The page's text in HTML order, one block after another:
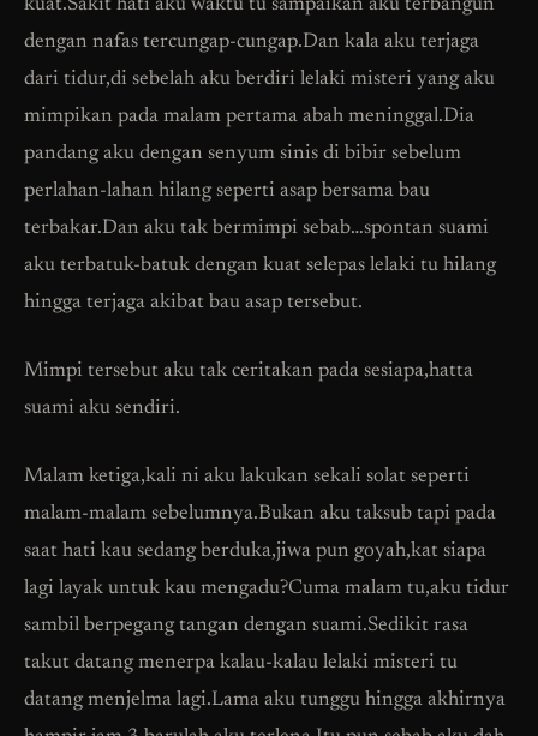
kuat.Sakit hati aku waktu tu sampaikan aku terbangun
dengan nafas tercungap-cungap.Dan kala aku terjaga
dari tidur,di sebelah aku berdiri lelaki misteri yang aku
mimpikan pada malam pertama abah meninggal.Dia
pandang aku dengan senyum sinis di bibir sebelum
perlahan-lahan hilang seperti asap bersama bau
terbakar.Dan aku tak bermimpi sebab…spontan suami
aku terbatuk-batuk dengan kuat selepas lelaki tu hilang
hingga terjaga akibat bau asap tersebut.
Mimpi tersebut aku tak ceritakan pada sesiapa,hatta
suami aku sendiri.
Malam ketiga,kali ni aku lakukan sekali solat seperti
malam-malam sebelumnya.Bukan aku taksub tapi pada
saat hati kau sedang berduka,jiwa pun goyah,kat siapa
lagi layak untuk kau mengadu?Cuma malam tu,aku tidur
sambil berpegang tangan dengan suami.Sedikit rasa
takut datang menerpa kalau-kalau lelaki misteri tu
datang menjelma lagi.Lama aku tunggu hingga akhirnya